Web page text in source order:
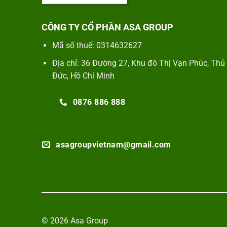
CÔNG TY CỔ PHẦN ASA GROUP
Mã số thuế: 0314632627
Địa chỉ: 36 Đường 27, Khu đô Thị Vạn Phúc, Thủ
Đức, Hồ Chí Minh
0876 886 888
asagroupvietnam@gmail.com
© 2026 Asa Group